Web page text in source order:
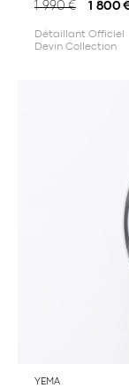
1 990€ 1 800
Détaillant Officiel
Devin Collection
YEMA